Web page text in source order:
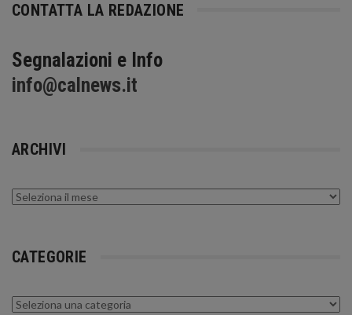
CONTATTA LA REDAZIONE
Segnalazioni e Info
info@calnews.it
ARCHIVI
Archivi
CATEGORIE
Categorie